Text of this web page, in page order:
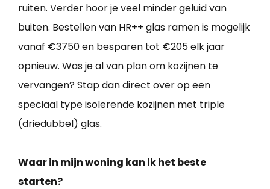
ruiten. Verder hoor je veel minder geluid van
buiten. Bestellen van HR++ glas ramen is mogelijk
vanaf €3750 en besparen tot €205 elk jaar
opnieuw. Was je al van plan om kozijnen te
vervangen? Stap dan direct over op een
speciaal type isolerende kozijnen met triple
(driedubbel) glas.
Waar in mijn woning kan ik het beste
starten?